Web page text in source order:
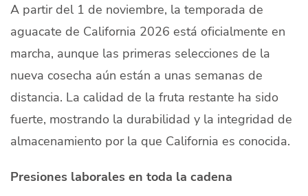
A partir del 1 de noviembre, la temporada de
aguacate de California 2026 está oficialmente en
marcha, aunque las primeras selecciones de la
nueva cosecha aún están a unas semanas de
distancia. La calidad de la fruta restante ha sido
fuerte, mostrando la durabilidad y la integridad de
almacenamiento por la que California es conocida.
Presiones laborales en toda la cadena